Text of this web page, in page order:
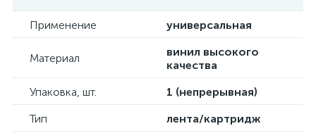
Применение универсальная
Материал
винил высокого
качества
Упаковка, шт.
1 (непрерывная)
Тип
лента/картридж